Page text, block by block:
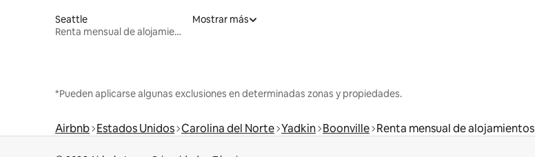
Seattle
Renta mensual de alojamientos
Mostrar más
*Pueden aplicarse algunas exclusiones en determinadas zonas y propiedades.
Airbnb Estados Unidos Carolina del Norte Yadkin Boonville Renta mensual de alojamientos